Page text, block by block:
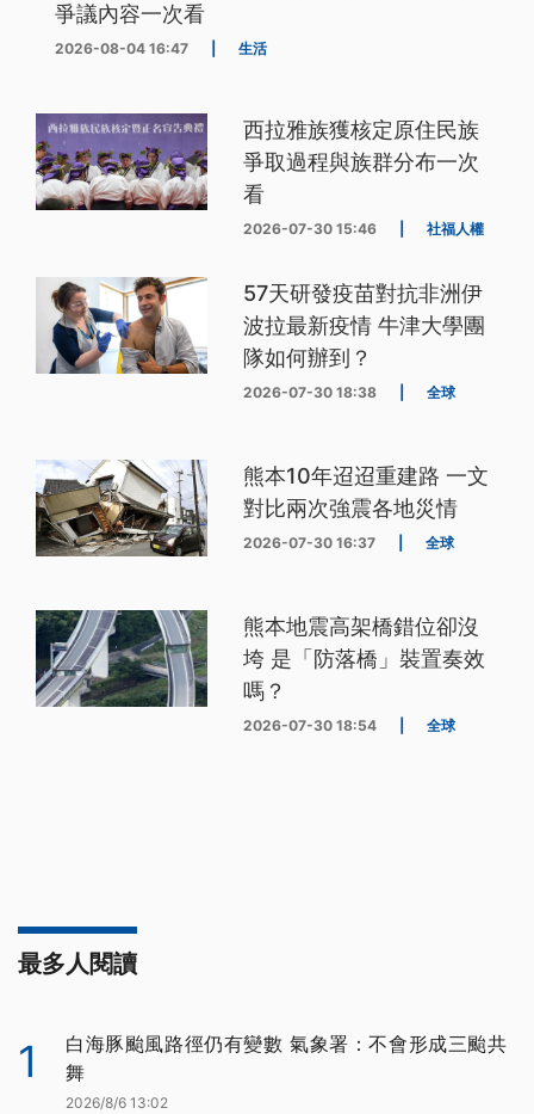
爭議內容一次看
2026-08-04 16:47 生活
西拉雅族獲核定原住民族
爭取過程與族群分布一次
看
2026-07-30 15:46 社福人權
57天研發疫苗對抗非洲伊
波拉最新疫情 牛津大學團
隊如何辦到？
2026-07-30 18:38 全球
熊本10年迢迢重建路 一文
對比兩次強震各地災情
2026-07-30 16:37 全球
熊本地震高架橋錯位卻沒
垮 是「防落橋」裝置奏效
嗎？
2026-07-30 18:54 全球
最多人閱讀
1
白海豚颱風路徑仍有變數 氣象署：不會形成三颱共
舞
2026/8/6 13:02